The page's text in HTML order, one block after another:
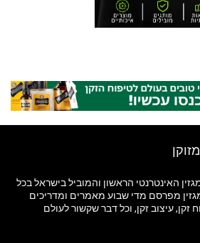
האינטרנטי הראשון והמוביל בישראל בכל
מפרסם מדי שבוע מאמרים ומדריכים
זקן, עיצוב זקן, וכל דבר שקשור לעולם